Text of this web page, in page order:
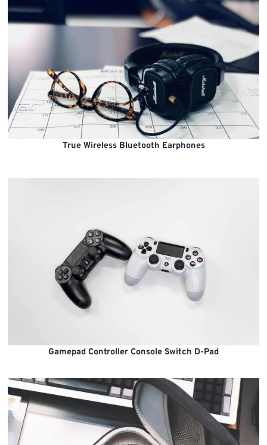
True Wireless Bluetooth Earphones
Gamepad Controller Console Switch D-Pad